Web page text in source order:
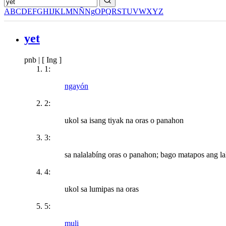
ABCDEFGHIJKLMNÑNgOPQRSTUVWXYZ
yet
pnb | [ Ing ]
1:
ngayón
2:
ukol sa isang tiyak na oras o panahon
3:
sa nalalabíng oras o panahon; bago matapos ang
4:
ukol sa lumipas na oras
5:
muli